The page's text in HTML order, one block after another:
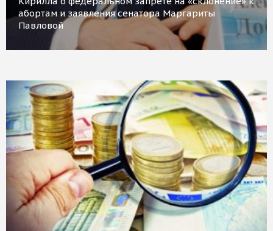
абортам и заявления сенатора Маргариты
Павловой